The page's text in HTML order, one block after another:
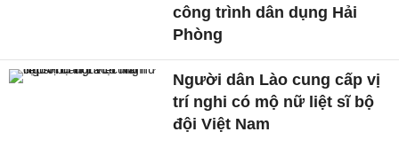
công trình dân dụng Hải
Phòng
Người dân Lào cung cấp vị
trí nghi có mộ nữ liệt sĩ bộ
đội Việt Nam